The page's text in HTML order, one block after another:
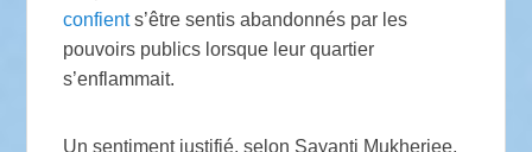
confients’être sentis abandonnés par les
pouvoirs publics lorsque leur quartier
s’enflammait.
Un sentiment justifié, selon Sayanti Mukherjee,